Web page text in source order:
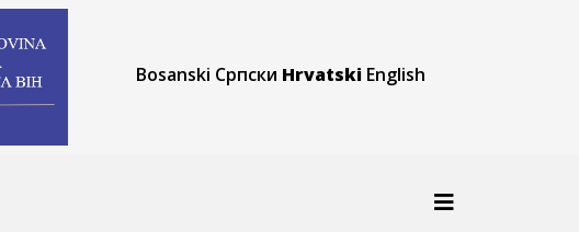
Bosanski Српски Hrvatski English